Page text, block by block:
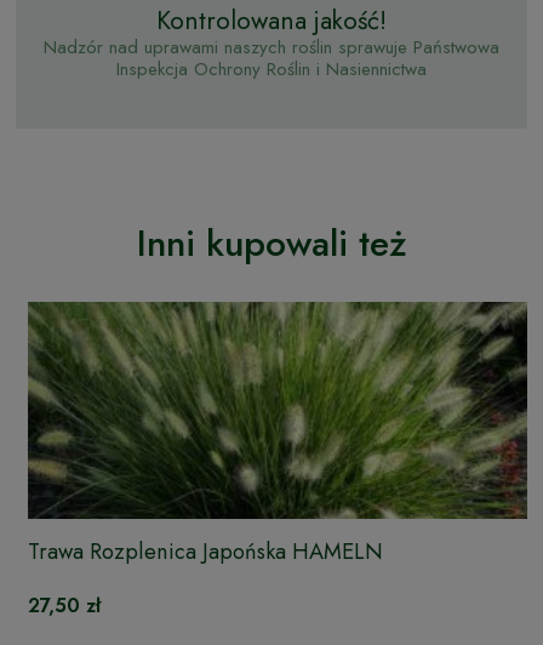
Kontrolowana jakość!
Nadzór nad uprawami naszych roślin sprawuje Państwowa
Inspekcja Ochrony Roślin i Nasiennictwa
Inni kupowali też
Trawa Rozplenica Japońska HAMELN
27,50 zł